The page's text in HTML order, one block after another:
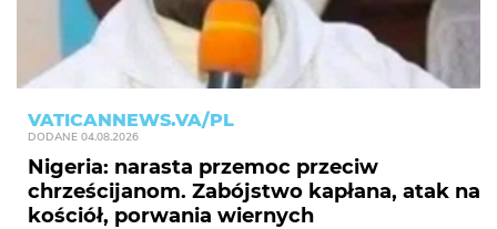
VATICANNEWS.VA/PL
DODANE 04.08.2026
Nigeria: narasta przemoc przeciw
chrześcijanom. Zabójstwo kapłana, atak na
kościół, porwania wiernych